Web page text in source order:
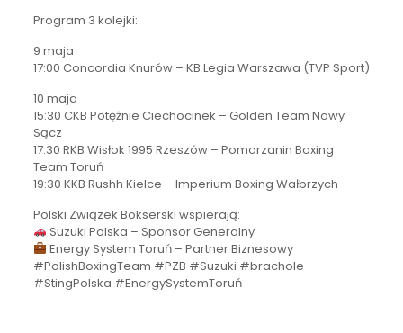
Program 3 kolejki:
9 maja
17:00 Concordia Knurów – KB Legia Warszawa (TVP Sport)
10 maja
15:30 CKB Potężnie Ciechocinek – Golden Team Nowy
Sącz
17:30 RKB Wisłok 1995 Rzeszów – Pomorzanin Boxing
Team Toruń
19:30 KKB Rushh Kielce – Imperium Boxing Wałbrzych
Polski Związek Bokserski wspierają:
Suzuki Polska – Sponsor Generalny
Energy System Toruń – Partner Biznesowy
#PolishBoxingTeam #PZB #Suzuki #brachole
#StingPolska #EnergySystemToruń